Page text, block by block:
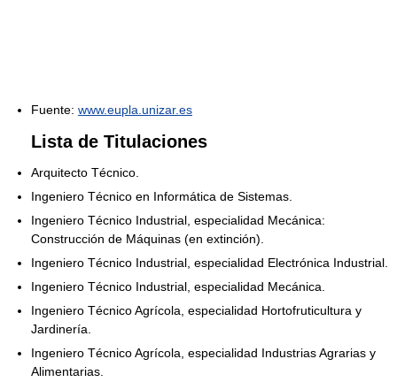
Fuente: www.eupla.unizar.es
Lista de Titulaciones
Arquitecto Técnico.
Ingeniero Técnico en Informática de Sistemas.
Ingeniero Técnico Industrial, especialidad Mecánica:
Construcción de Máquinas (en extinción).
Ingeniero Técnico Industrial, especialidad Electrónica Industrial.
Ingeniero Técnico Industrial, especialidad Mecánica.
Ingeniero Técnico Agrícola, especialidad Hortofruticultura y
Jardinería.
Ingeniero Técnico Agrícola, especialidad Industrias Agrarias y
Alimentarias.